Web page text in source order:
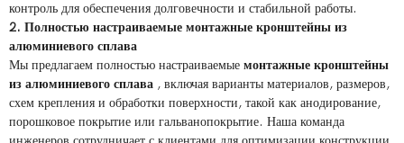
контроль для обеспечения долговечности и стабильной работы.
2. Полностью настраиваемые монтажные кронштейны из
алюминиевого сплава
Мы предлагаем полностью настраиваемые монтажные кронштейны
из алюминиевого сплава , включая варианты материалов, размеров,
схем крепления и обработки поверхности, такой как анодирование,
порошковое покрытие или гальванопокрытие. Наша команда